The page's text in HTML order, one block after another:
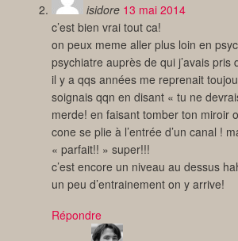
isidore 13 mai 2014
c’est bien vrai tout ca!
on peux meme aller plus loin en
psychiatre auprès de qui j’avais pris
il y a qqs années me reprenait
soignais qqn en disant « tu ne
merde! en faisant tomber ton miroir
cone se plie à l’entrée d’un canal !
« parfait!! » super!!!
c’est encore un niveau au dessus
un peu d’entrainement on y arrive!
Répondre